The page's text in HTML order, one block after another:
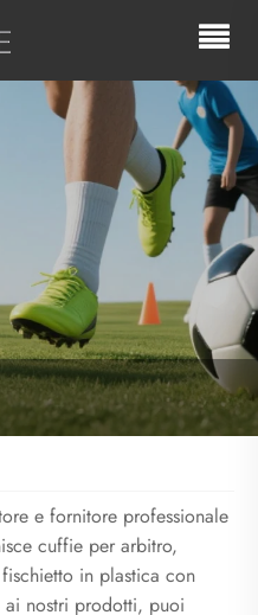
e fornitore professionale
cuffie per arbitro,
in plastica con
ai nostri prodotti, puoi